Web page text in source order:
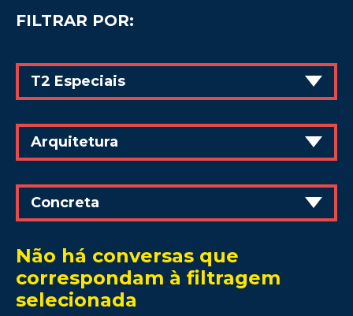
FILTRAR POR:
T2 Especiais
Arquitetura
Concreta
Não há conversas que
correspondam à filtragem
selecionada